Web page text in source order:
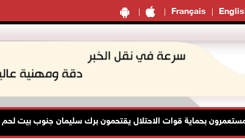
Français
بحماية قوات الاحتلال يقتحمون برك سليمان جنوب بيت لحم